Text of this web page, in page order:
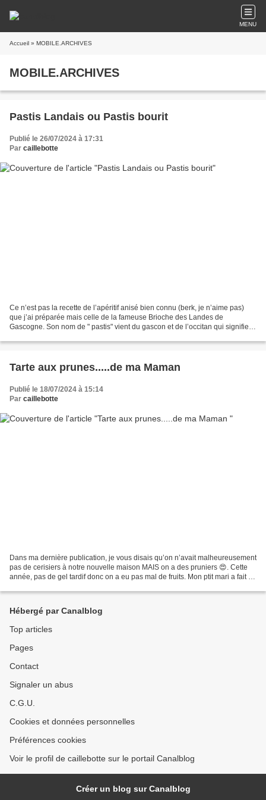
MENU
Accueil » MOBILE.ARCHIVES
MOBILE.ARCHIVES
Pastis Landais ou Pastis bourit
Publié le 26/07/2024 à 17:31
Par caillebotte
Ce n’est pas la recette de l’apéritif anisé bien connu (berk, je n’aime pas)
que j’ai préparée mais celle de la fameuse Brioche des Landes de
Gascogne. Son nom de " pastis" vient du gascon et de l’occitan qui signifie
Tarte aux prunes.....de ma Maman
Publié le 18/07/2024 à 15:14
Par caillebotte
Dans ma dernière publication, je vous disais qu’on n’avait malheureusement
pas de cerisiers à notre nouvelle maison MAIS on a des pruniers 😍. Cette
année, pas de gel tardif donc on a eu pas mal de fruits. Mon ptit mari a fait 12
Hébergé par Canalblog
Top articles
Pages
Contact
Signaler un abus
C.G.U.
Cookies et données personnelles
Préférences cookies
Voir le profil de caillebotte sur le portail Canalblog
Créer un blog sur Canalblog